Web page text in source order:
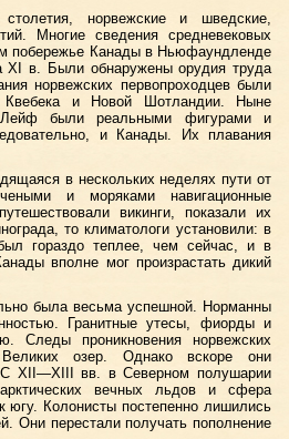
столетия, норвежские и шведские,
Многие сведения средневековых
побережье Канады в Ньюфаундленде
XI в. Были обнаружены орудия труда
норвежских первопроходцев были
Квебека и Новой Шотландии. Ныне
были реальными фигурами и
и Канады. Их плавания
в нескольких неделях пути от
и моряками навигационные
викинги, показали их
то климатологи установили: в
гораздо теплее, чем сейчас, и в
вполне мог произрастать дикий
была весьма успешной. Норманны
Гранитные утесы, фиорды и
Следы проникновения норвежских
озер. Однако вскоре они
С XII—XIII вв. в Северном полушарии
вечных льдов и сфера
югу. Колонисты постепенно лишились
Они перестали получать пополнение